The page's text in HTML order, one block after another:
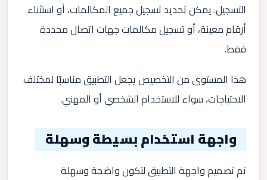
التسجيل. يمكن تحديد تسجيل جميع المكالمات، أو استثناء
أرقام معينة، أو تسجيل مكالمات جهات اتصال محددة
فقط.
هذا المستوى من التخصيص يجعل التطبيق مناسبًا لمختلف
الاحتياجات، سواء للاستخدام الشخصي أو المهني.
واجهة استخدام بسيطة وسهلة
تم تصميم واجهة التطبيق لتكون واضحة وسهلة